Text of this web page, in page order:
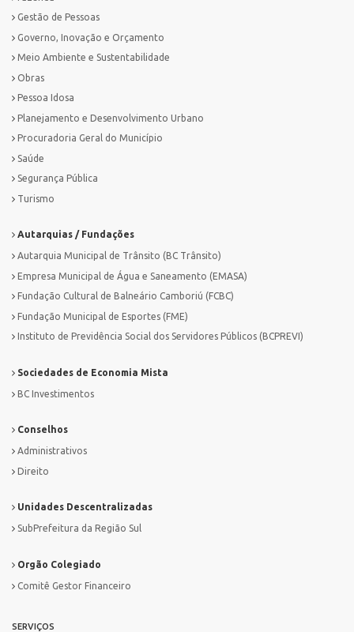
Gestão de Pessoas
Governo, Inovação e Orçamento
Meio Ambiente e Sustentabilidade
Obras
Pessoa Idosa
Planejamento e Desenvolvimento Urbano
Procuradoria Geral do Município
Saúde
Segurança Pública
Turismo
Autarquias / Fundações
Autarquia Municipal de Trânsito (BC Trânsito)
Empresa Municipal de Água e Saneamento (EMASA)
Fundação Cultural de Balneário Camboriú (FCBC)
Fundação Municipal de Esportes (FME)
Instituto de Previdência Social dos Servidores Públicos (BCPREVI)
Sociedades de Economia Mista
BC Investimentos
Conselhos
Administrativos
Direito
Unidades Descentralizadas
SubPrefeitura da Região Sul
Orgão Colegiado
Comitê Gestor Financeiro
SERVIÇOS